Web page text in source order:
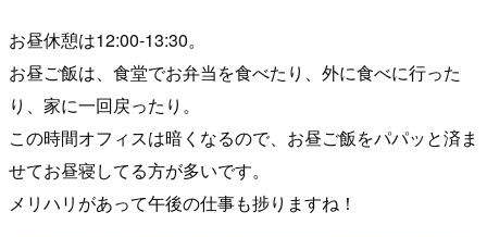
お昼休憩は12:00-13:30。
お昼ご飯は、食堂でお弁当を食べたり、外に食べに行った
り、家に一回戻ったり。
この時間オフィスは暗くなるので、お昼ご飯をパパッと済ま
せてお昼寝してる方が多いです。
メリハリがあって午後の仕事も捗りますね！